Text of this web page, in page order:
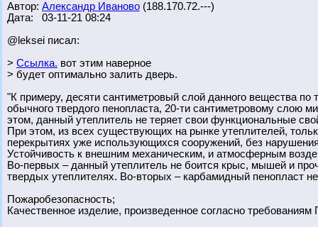
Автор: Александр Иваново (188.170.72.---)
Дата: 03-11-21 08:24
@leksei писал:
> Ссылка. вот этим наверное
> будет оптимально залить дверь.
"К примеру, десяти сантиметровый слой данного вещества
обычного твердого пенопласта, 20-ти сантиметровому слою
этом, данный утеплитель не теряет свои функциональные
При этом, из всех существующих на рынке утеплителей,
перекрытиях уже использующихся сооружений, без
Устойчивость к внешним механическим, и атмосферным
Во-первых – данный утеплитель не боится крыс, мышей и
твердых утеплителях. Во-вторых – карбамидный пенопласт
Пожаробезопасность;
Качественное изделие, произведенное согласно